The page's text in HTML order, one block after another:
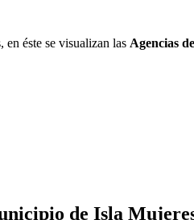
en éste se visualizan las Agencias
de Isla